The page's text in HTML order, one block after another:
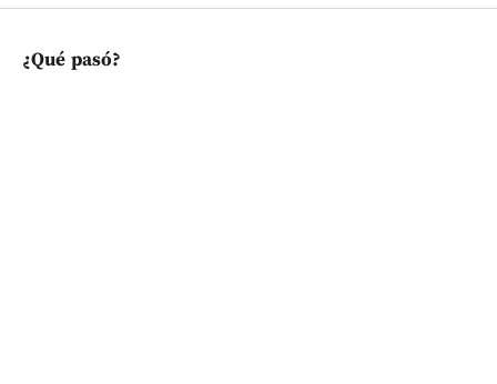
¿Qué pasó?